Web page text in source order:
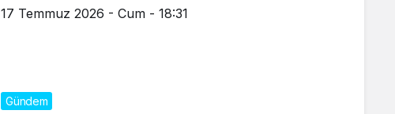
17 Temmuz 2026 - Cum - 18:31
Gündem